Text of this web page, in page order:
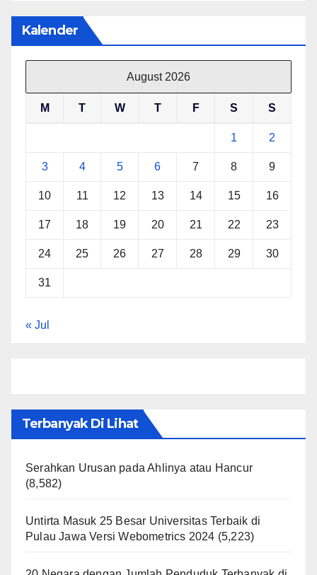
Kalender
August 2026
M T W T F S S
1 2
3 4 5 6 7 8 9
10 11 12 13 14 15 16
17 18 19 20 21 22 23
24 25 26 27 28 29 30
31
« Jul
Terbanyak Di Lihat
Serahkan Urusan pada Ahlinya atau Hancur
(8,582)
Untirta Masuk 25 Besar Universitas Terbaik di
Pulau Jawa Versi Webometrics 2024 (5,223)